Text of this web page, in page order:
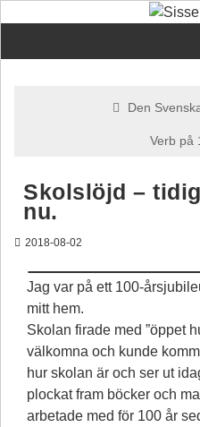
Den
Verb på
Skolslöjd –
nu.
2018-08-02
Jag var på ett 100-
mitt hem.
Skolan firade med ”öppet
välkomna och kunde
hur skolan är och ser ut
plockat fram böcker och
arbetade med för 100 år